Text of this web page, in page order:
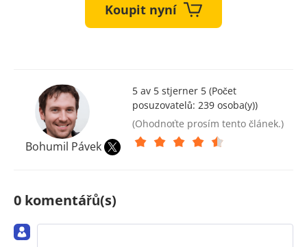
Koupit nyní
Bohumil Pávek
5 av 5 stjerner 5 (Počet
posuzovatelů: 239osoba(y))
(Ohodnoťte prosím tento článek.)
0 komentářů(s)